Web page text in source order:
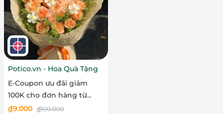
Potico.vn - Hoa Quà Tặng
E-Coupon ưu đãi giảm
100K cho đơn hàng từ
500K tại Potico.vn - Hoa
đ9.000 đ100.000